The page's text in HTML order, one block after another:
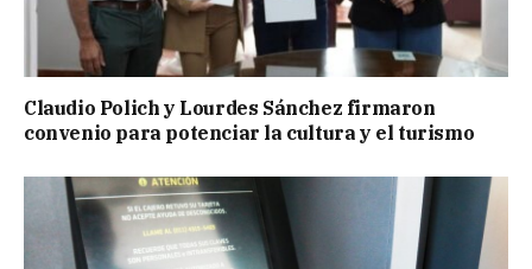
Claudio Polich y Lourdes Sánchez firmaron
convenio para potenciar la cultura y el turismo